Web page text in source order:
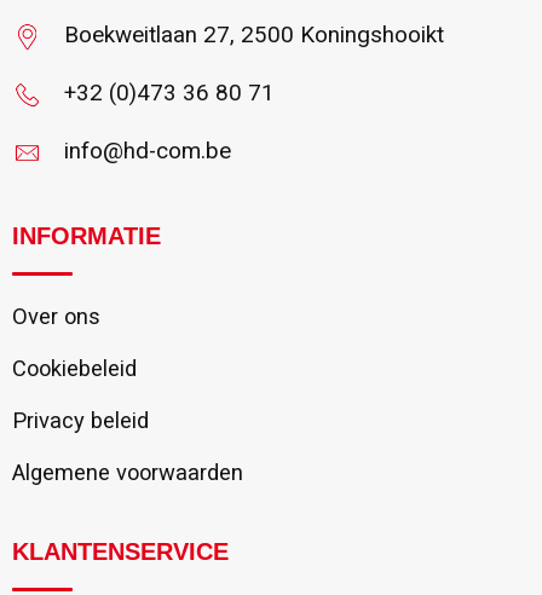
Boekweitlaan 27, 2500 Koningshooikt
+32 (0)473 36 80 71
info@hd-com.be
INFORMATIE
Over ons
Cookiebeleid
Privacy beleid
Algemene voorwaarden
KLANTENSERVICE